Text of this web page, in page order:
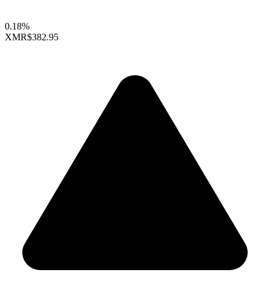
0.18%
XMR$382.95